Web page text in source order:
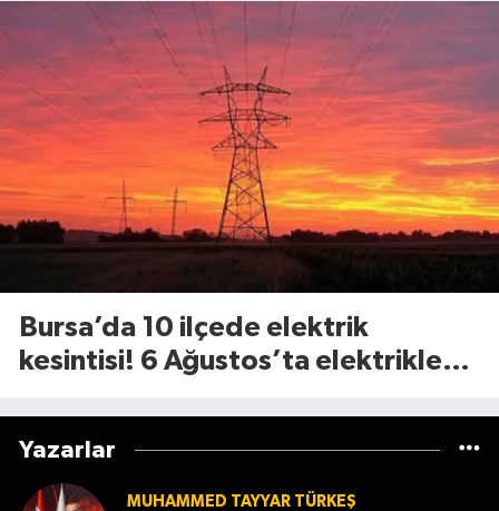
Bursa’da 10 ilçede elektrik
kesintisi! 6 Ağustos’ta elektrikler
Yazarlar
MUHAMMED TAYYAR TÜRKEŞ